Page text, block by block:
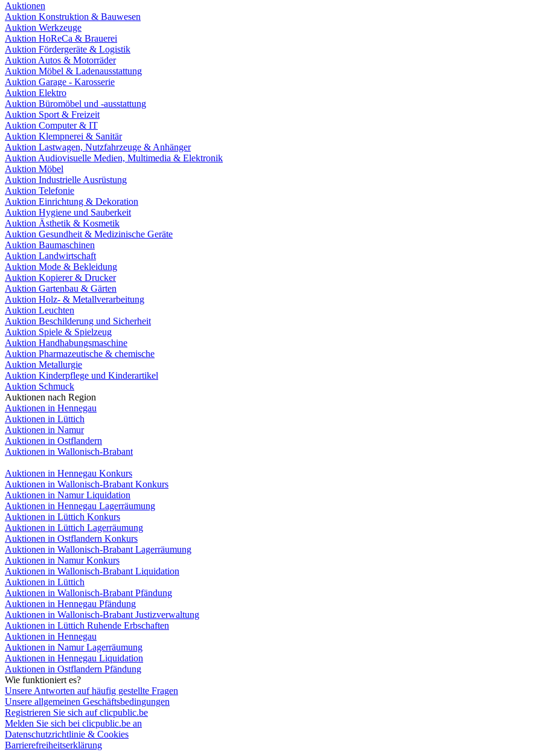
Auktionen
Auktion Konstruktion & Bauwesen
Auktion Werkzeuge
Auktion HoReCa & Brauerei
Auktion Fördergeräte & Logistik
Auktion Autos & Motorräder
Auktion Möbel & Ladenausstattung
Auktion Garage - Karosserie
Auktion Elektro
Auktion Büromöbel und -ausstattung
Auktion Sport & Freizeit
Auktion Computer & IT
Auktion Klempnerei & Sanitär
Auktion Lastwagen, Nutzfahrzeuge & Anhänger
Auktion Audiovisuelle Medien, Multimedia & Elektronik
Auktion Möbel
Auktion Industrielle Ausrüstung
Auktion Telefonie
Auktion Einrichtung & Dekoration
Auktion Hygiene und Sauberkeit
Auktion Ästhetik & Kosmetik
Auktion Gesundheit & Medizinische Geräte
Auktion Baumaschinen
Auktion Landwirtschaft
Auktion Mode & Bekleidung
Auktion Kopierer & Drucker
Auktion Gartenbau & Gärten
Auktion Holz- & Metallverarbeitung
Auktion Leuchten
Auktion Beschilderung und Sicherheit
Auktion Spiele & Spielzeug
Auktion Handhabungsmaschine
Auktion Pharmazeutische & chemische
Auktion Metallurgie
Auktion Kinderpflege und Kinderartikel
Auktion Schmuck
Auktionen nach Region
Auktionen in Hennegau
Auktionen in Lüttich
Auktionen in Namur
Auktionen in Ostflandern
Auktionen in Wallonisch-Brabant
Auktionen in Hennegau Konkurs
Auktionen in Wallonisch-Brabant Konkurs
Auktionen in Namur Liquidation
Auktionen in Hennegau Lagerräumung
Auktionen in Lüttich Konkurs
Auktionen in Lüttich Lagerräumung
Auktionen in Ostflandern Konkurs
Auktionen in Wallonisch-Brabant Lagerräumung
Auktionen in Namur Konkurs
Auktionen in Wallonisch-Brabant Liquidation
Auktionen in Lüttich
Auktionen in Wallonisch-Brabant Pfändung
Auktionen in Hennegau Pfändung
Auktionen in Wallonisch-Brabant Justizverwaltung
Auktionen in Lüttich Ruhende Erbschaften
Auktionen in Hennegau
Auktionen in Namur Lagerräumung
Auktionen in Hennegau Liquidation
Auktionen in Ostflandern Pfändung
Wie funktioniert es?
Unsere Antworten auf häufig gestellte Fragen
Unsere allgemeinen Geschäftsbedingungen
Registrieren Sie sich auf clicpublic.be
Melden Sie sich bei clicpublic.be an
Datenschutzrichtlinie & Cookies
Barrierefreiheitserklärung